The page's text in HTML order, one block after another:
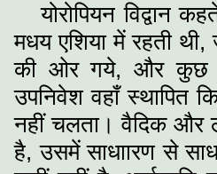
योरोपियन विद्वान
मधय एशिया में रहती
की ओर गये, और कुछ
उपनिवेश वहाँ स्थापित
नहीं चलता। वैदिक और
है, उसमें साधाारण से